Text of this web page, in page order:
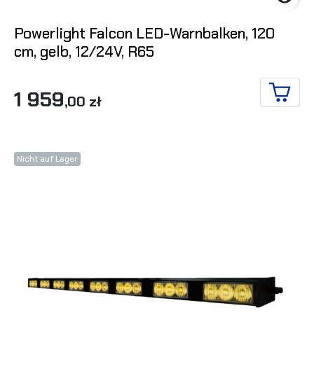
Powerlight Falcon LED-Warnbalken, 120
cm, gelb, 12/24V, R65
1 959,00 zł IN
Nicht auf Lager